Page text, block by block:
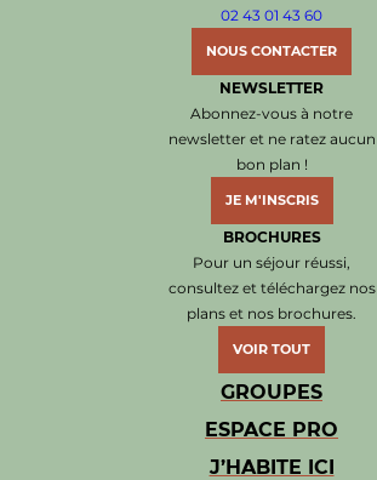
02 43 01 43 60
NOUS CONTACTER
NEWSLETTER
Abonnez-vous à notre
newsletter et ne ratez aucun
bon plan !
JE M'INSCRIS
BROCHURES
Pour un séjour réussi,
consultez et téléchargez nos
plans et nos brochures.
VOIR TOUT
GROUPES
ESPACE PRO
J’HABITE ICI